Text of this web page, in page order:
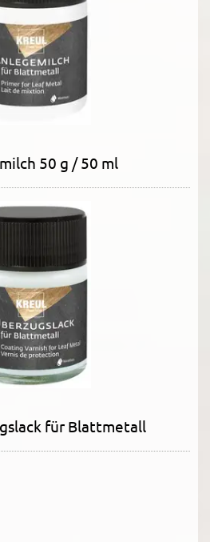
50 g / 50 ml
für Blattmetall